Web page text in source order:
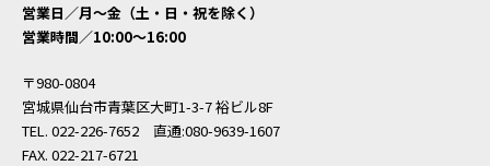
営業日／月〜金（土・日・祝を除く）
営業時間／10:00〜16:00
〒980-0804
宮城県仙台市青葉区大町1-3-7 裕ビル8F
TEL. 022-226-7652 直通:080-9639-1607
FAX. 022-217-6721